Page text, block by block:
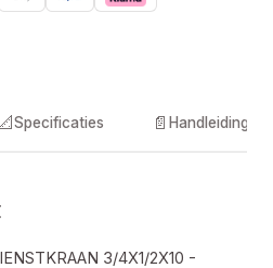
Specificaties 📄 Handleidingen
3/4X1/2X10 -